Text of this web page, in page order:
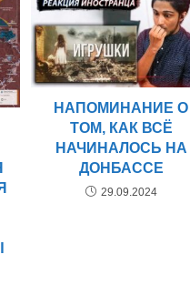
НАПОМИНАНИЕ О
ТОМ, КАК ВСЁ
НАЧИНАЛОСЬ НА
ДОНБАССЕ
29.09.2024